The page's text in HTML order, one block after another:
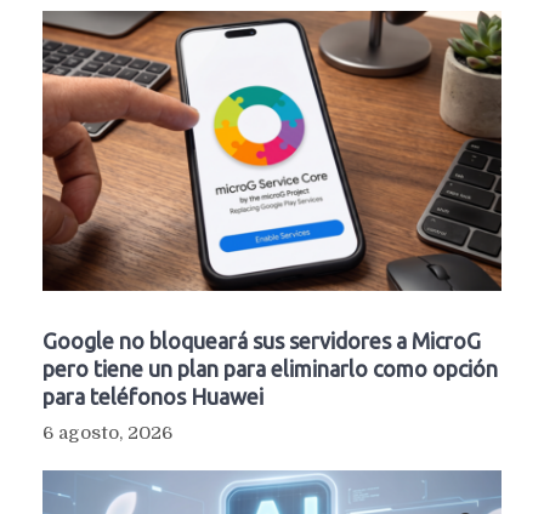
Google no bloqueará sus servidores a MicroG
pero tiene un plan para eliminarlo como opción
para teléfonos Huawei
6 agosto, 2026